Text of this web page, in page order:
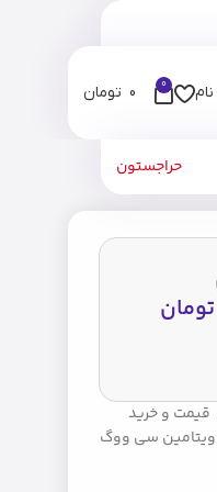
0
0 تومان
حراجستون
تومان
قیمت و خرید
ویتامین سی ووگ